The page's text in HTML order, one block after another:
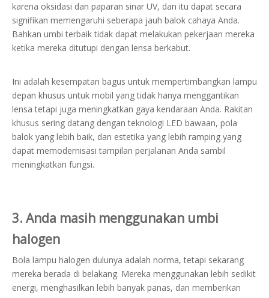
karena oksidasi dan paparan sinar UV, dan itu dapat secara
signifikan memengaruhi seberapa jauh balok cahaya Anda.
Bahkan umbi terbaik tidak dapat melakukan pekerjaan mereka
ketika mereka ditutupi dengan lensa berkabut.
Ini adalah kesempatan bagus untuk mempertimbangkan lampu
depan khusus untuk mobil yang tidak hanya menggantikan
lensa tetapi juga meningkatkan gaya kendaraan Anda. Rakitan
khusus sering datang dengan teknologi LED bawaan, pola
balok yang lebih baik, dan estetika yang lebih ramping yang
dapat memodernisasi tampilan perjalanan Anda sambil
meningkatkan fungsi.
3. Anda masih menggunakan umbi
halogen
Bola lampu halogen dulunya adalah norma, tetapi sekarang
mereka berada di belakang. Mereka menggunakan lebih sedikit
energi, menghasilkan lebih banyak panas, dan memberikan